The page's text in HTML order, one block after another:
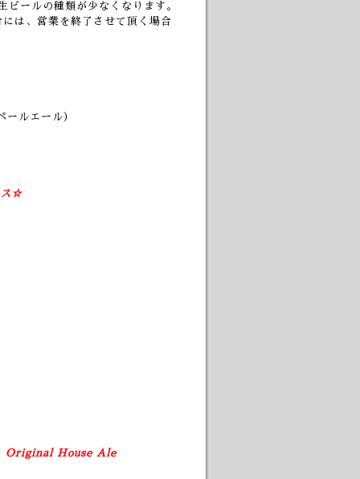
ールの種類が少なくなります。
は、営業を終了させて頂く場合
ルエール）
ス☆
Original House Ale